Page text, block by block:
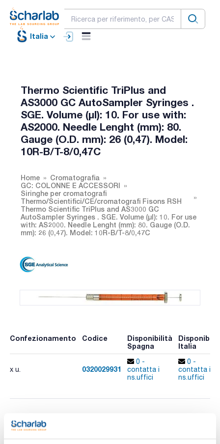
Italia
Thermo Scientific TriPlus and
AS3000 GC AutoSampler Syringes .
SGE. Volume (µl): 10. For use with:
AS2000. Needle Lenght (mm): 80.
Gauge (O.D. mm): 26 (0,47). Model:
10R-B/T-8/0,47C
Home
Cromatografia
GC: COLONNE E ACCESSORI
Siringhe per cromatografi
Thermo/Scientifici/CE/cromatografi Fisons RSH
Thermo Scientific TriPlus and AS3000 GC
AutoSampler Syringes . SGE. Volume (µl): 10. For use
with: AS2000. Needle Lenght (mm): 80. Gauge (O.D.
mm): 26 (0,47). Model: 10R-B/T-8/0,47C
Confezionamento Codice
Disponibilità
Spagna
Italia
x u. 0320029931
0 -
contatta i
ns.uffici
0 -
contatta i
ns.uffici
Stampa pagina prodotto
Caratteristiche
Volume (µl) : 10